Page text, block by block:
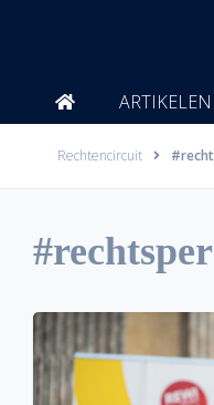
ARTIKELEN
Rechtencircuit